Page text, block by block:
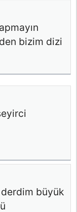
bizim dizi
derdim büyük